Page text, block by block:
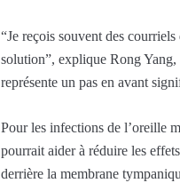
“Je reçois souvent des
solution”, explique Rong Yang,
représente un pas en avant
Pour les infections de l’oreille
pourrait aider à réduire les
derrière la membrane